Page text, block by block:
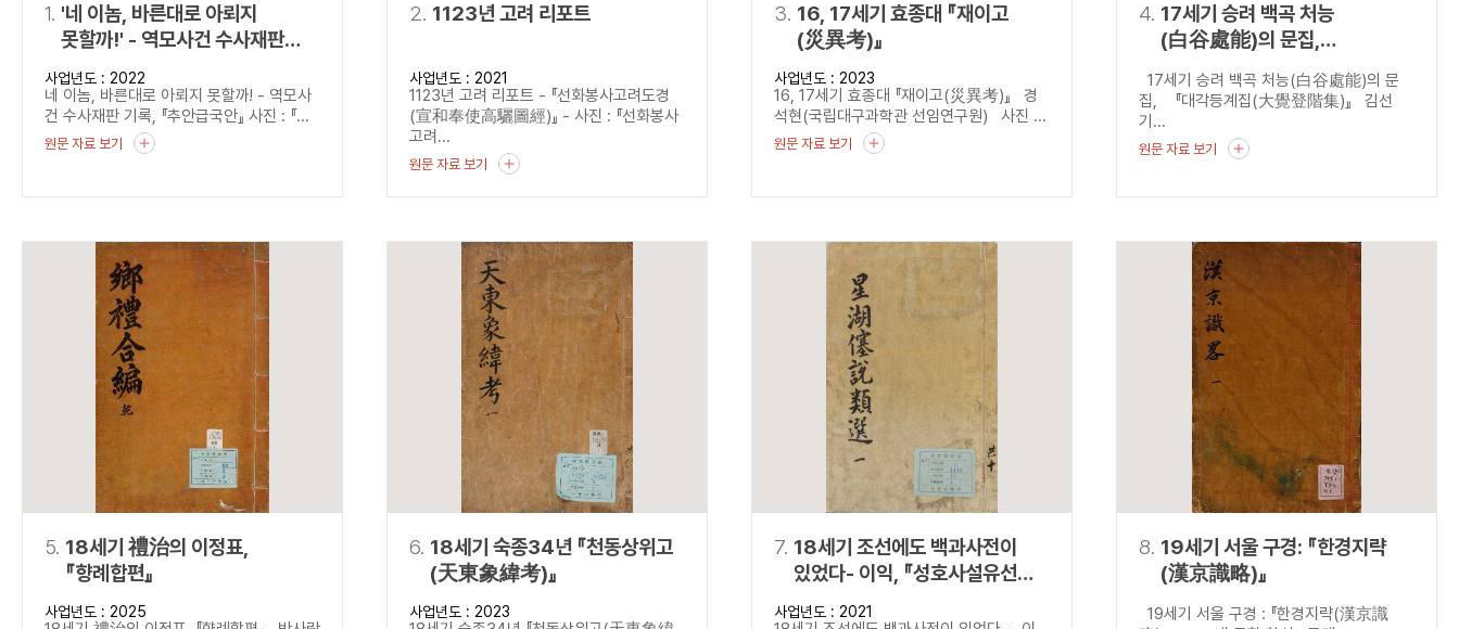
1. '네 이놈, 바른대로 아뢰지
못할까!' - 역모사건 수사재판
기록, 『추안급국안』
사업년도 : 2022
네 이놈, 바른대로 아뢰지 못할까! - 역모사
건 수사재판 기록, 『추안급국안』 사진 : 『...
원문 자료 보기
2. 1123년 고려 리포트
사업년도 : 2021
1123년 고려 리포트 - 『선화봉사고려도경
(宣和奉使高驪圖經)』 - 사진 : 『선화봉사
고려...
원문 자료 보기
3. 16, 17세기 효종대 『재이고
(災異考)』
사업년도 : 2023
16, 17세기 효종대 『재이고(災異考)』 경
석현(국립대구과학관 선임연구원) 사진 ...
원문 자료 보기
4. 17세기 승려 백곡 처능
(白谷處能)의 문집,
17세기 승려 백곡 처능(白谷處能)의 문
집, 『대각등계집(大覺登階集)』 김선
기...
원문 자료 보기
5. 18세기 禮治의 이정표,
『향례합편』
사업년도 : 2025
6. 18세기 숙종34년 『천동상위고
(天東象緯考)』
사업년도 : 2023
7. 18세기 조선에도 백과사전이
있었다- 이익, 『성호사설유선
(星湖僿說類選)』 -
사업년도 : 2021
8. 19세기 서울 구경: 『한경지략
(漢京識略)』
19세기 서울 구경 : 『한경지략(漢京識